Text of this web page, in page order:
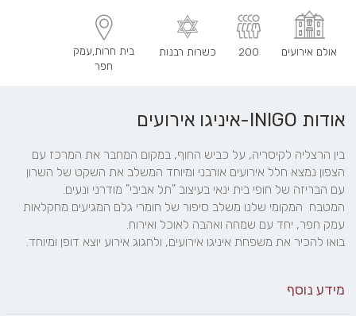
אולם אירועים 200 כשרות רבנות
בית חרות,עמק
חפר
אודות INIGO-איניגו אירועים
בואו להכיר את משפחת איניגו אירועים, ולחגוג אירוע יוצא דופן ומיוחד.
מידע נוסף